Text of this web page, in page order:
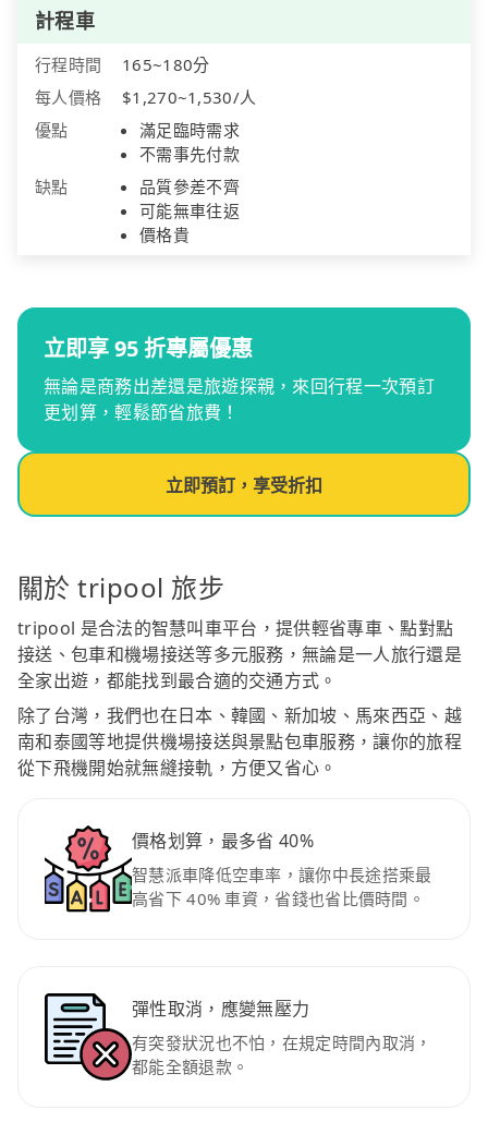
計程車
行程時間
165~180分
每人價格
$1,270~1,530/人
優點
滿足臨時需求
不需事先付款
缺點
品質參差不齊
可能無車往返
價格貴
立即享 95 折專屬優惠
無論是商務出差還是旅遊探親，來回行程一次預訂
更划算，輕鬆節省旅費！
立即預訂，享受折扣
關於 tripool 旅步
tripool 是合法的智慧叫車平台，提供輕省專車、點對點
接送、包車和機場接送等多元服務，無論是一人旅行還是
全家出遊，都能找到最合適的交通方式。
除了台灣，我們也在日本、韓國、新加坡、馬來西亞、越
南和泰國等地提供機場接送與景點包車服務，讓你的旅程
從下飛機開始就無縫接軌，方便又省心。
價格划算，最多省 40%
智慧派車降低空車率，讓你中長途搭乘最
高省下 40% 車資，省錢也省比價時間。
彈性取消，應變無壓力
有突發狀況也不怕，在規定時間內取消，
都能全額退款。